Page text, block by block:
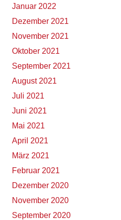
Januar 2022
Dezember 2021
November 2021
Oktober 2021
September 2021
August 2021
Juli 2021
Juni 2021
Mai 2021
April 2021
März 2021
Februar 2021
Dezember 2020
November 2020
September 2020